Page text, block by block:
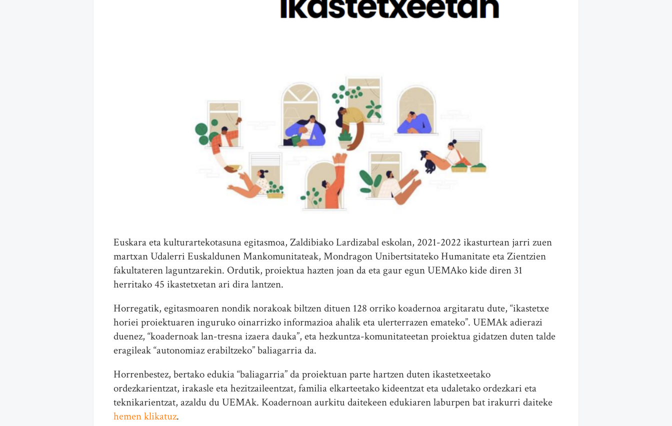
Euskara eta kulturartekotasuna egitasmoa, Zaldibiako Lardizabal eskolan, 2021-2022 ikasturtean jarri zuen
martxan Udalerri Euskaldunen Mankomunitateak, Mondragon Unibertsitateko Humanitate eta Zientzien
fakultateren laguntzarekin. Ordutik, proiektua hazten joan da eta gaur egun UEMAko kide diren 31
herritako 45 ikastetxetan ari dira lantzen.
Horregatik, egitasmoaren nondik norakoak biltzen dituen 128 orriko koadernoa argitaratu dute, “ikastetxe
horiei proiektuaren inguruko oinarrizko informazioa ahalik eta ulerterrazen emateko”. UEMAk adierazi
duenez, “koadernoak lan-tresna izaera dauka”, eta hezkuntza-komunitateetan proiektua gidatzen duten talde
eragileak “autonomiaz erabiltzeko” baliagarria da.
Horrenbestez, bertako edukia “baliagarria” da proiektuan parte hartzen duten ikastetxeetako
ordezkarientzat, irakasle eta hezitzaileentzat, familia elkarteetako kideentzat eta udaletako ordezkari eta
teknikarientzat, azaldu du UEMAk. Koadernoan aurkitu daitekeen edukiaren laburpen bat irakurri daiteke
hemen klikatuz.